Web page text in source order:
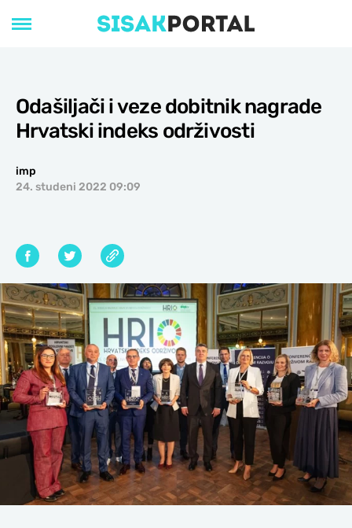
Odašiljači i veze dobitnik nagrade
Hrvatski indeks održivosti
imp
24. studeni 2022 09:09